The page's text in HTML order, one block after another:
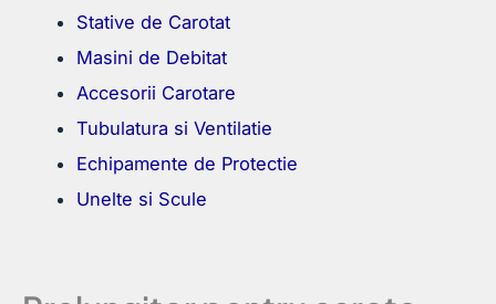
Stative de Carotat
Masini de Debitat
Accesorii Carotare
Tubulatura si Ventilatie
Echipamente de Protectie
Unelte si Scule